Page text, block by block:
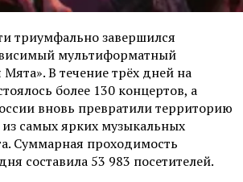
триумфально завершился
мультиформатный
В течение трёх дней на
более 130 концертов, а
вновь превратили территорию
самых ярких музыкальных
Суммарная проходимость
составила 53 983 посетителей.